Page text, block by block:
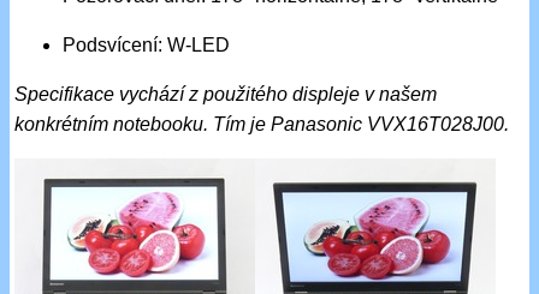
Podsvícení: W-LED
Specifikace vychází z použitého displeje v našem
konkrétním notebooku. Tím je Panasonic VVX16T028J00.